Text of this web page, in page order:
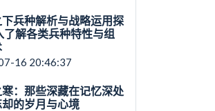
兵种解析与战略运用探
了解各类兵种特性与组
16 20:46:37
：那些深藏在记忆深处
的岁月与心境